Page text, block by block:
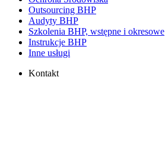
Outsourcing BHP
Audyty BHP
Szkolenia BHP, wstępne i okresowe
Instrukcje BHP
Inne usługi
Kontakt